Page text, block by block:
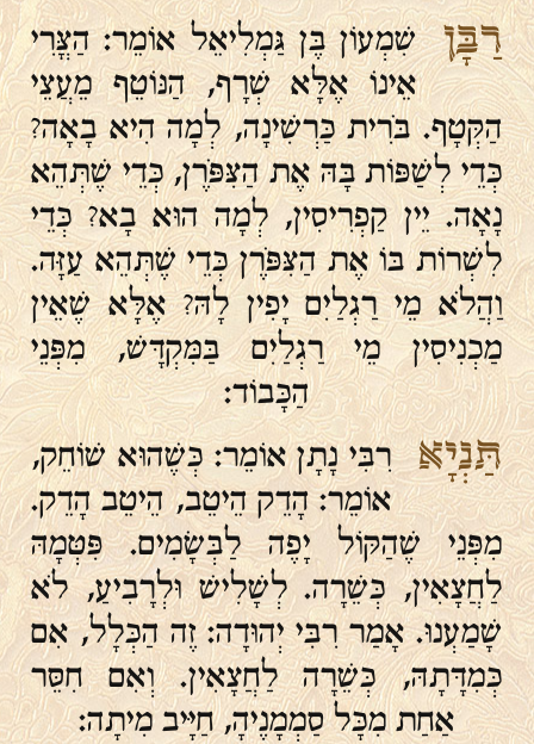
רַבָּןשִׁמְעוֹן בֶּן גַּמְלִיאֵל אוֹמֵר: הַצֳּרִי
אֵינוֹ אֶלָּא שְׁרָף, הַנּוֹטֵף מֵעֲצֵי
הַקְּטָף. בֹּרִית כַּרְשִׁינָה, לְמָה הִיא בָאָה?
כְּדֵי לְשַׁפּוֹת בָּהּ אֶת הַצִּפֹּרֶן, כְּדֵי שֶׁתְּהֵא
נָאָה. יֵין קַפְרִיסִין, לְמָה הוּא בָא? כְּדֵי
לִשְׁרוֹת בּוֹ אֶת הַצִּפֹּרֶן כְּדֵי שֶׁתְּהֵא עַזָּה.
וַהֲלֹא מֵי רַגְלַיִם יָפִין לָהּ? אֶלָּא שֶׁאֵין
מַכְנִיסִין מֵי רַגְלַיִם בַּמִּקְדָּשׁ, מִפְּנֵי
הַכָּבוֹד:
תַּנְיָארִבִּי נָתָן אוֹמֵר: כְּשֶׁהוּא שׁוֹחֵק,
אוֹמֵר: הָדֵק הֵיטֵב, הֵיטֵב הָדֵק.
מִפְּנֵי שֶׁהַקּוֹל יָפֶה לַבְּשָׂמִים. פִּטְּמָהּ
לַחֲצָאִין, כְּשֵׁרָה. לְשָׁלִישׁ וּלְרָבִיעַ, לֹא
שָׁמַעְנוּ. אָמַר רִבִּי יְהוּדָה: זֶה הַכְּלָל, אִם
כְּמִדָּתָהּ, כְּשֵׁרָה לַחֲצָאִין. וְאִם חִסֵּר
אַחַת מִכָּל סַמְמָנֶיהָ, חַיָּיב מִיתָה: